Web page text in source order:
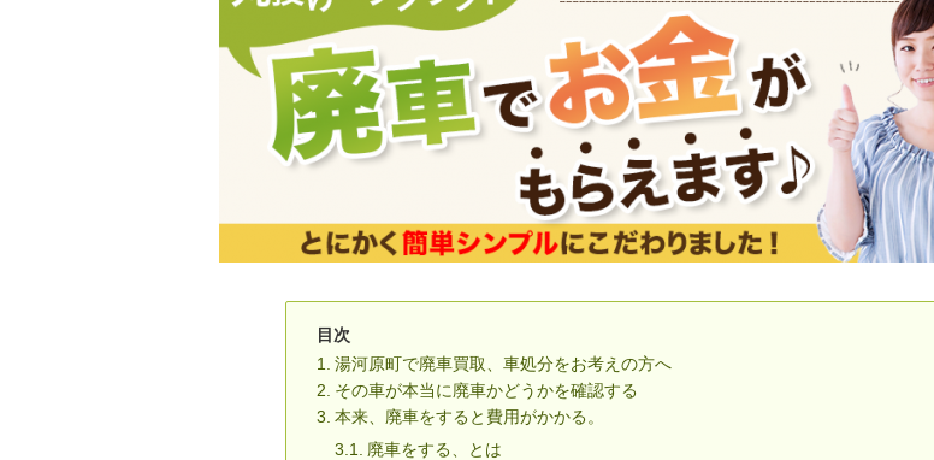
目次
湯河原町で廃車買取、車処分をお考えの方へ
その車が本当に廃車かどうかを確認する
本来、廃車をすると費用がかかる。
廃車をする、とは